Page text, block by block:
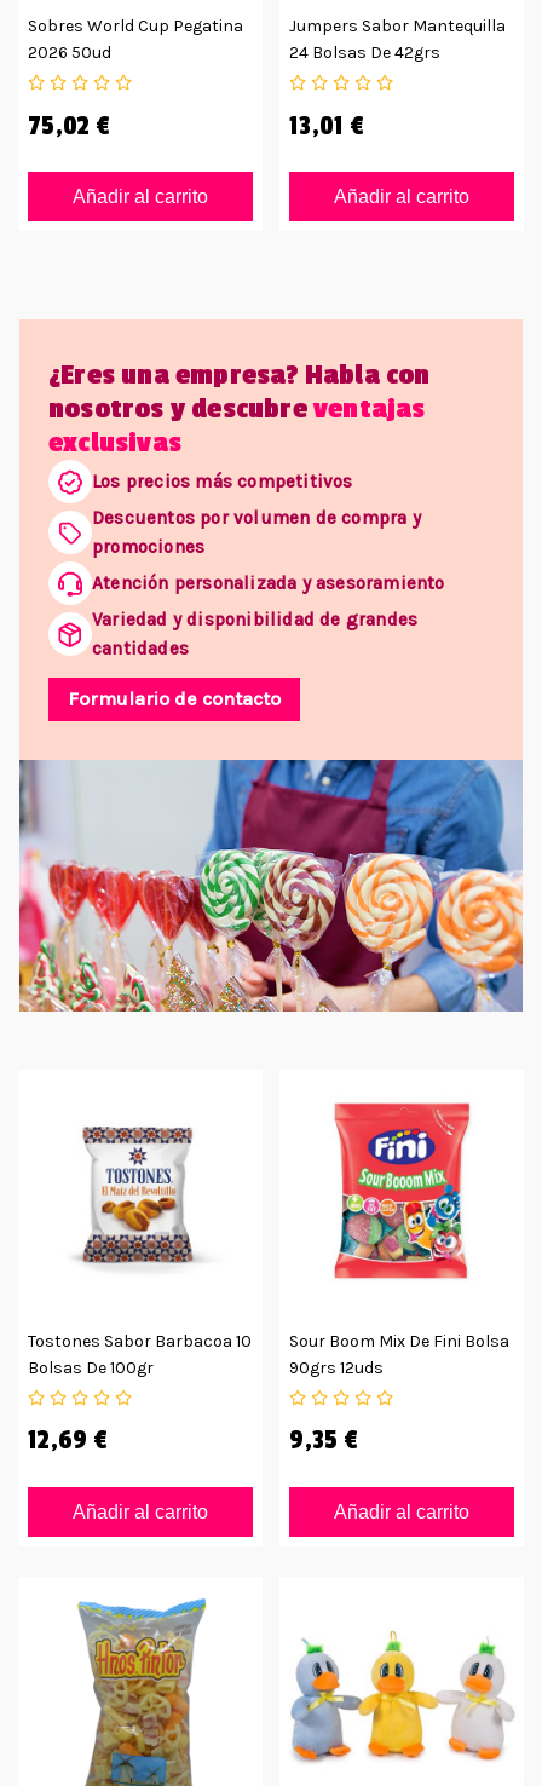
Sobres World Cup Pegatina
2026 50ud
75,02 €
Añadir al carrito
Jumpers Sabor Mantequilla
24 Bolsas De 42grs
13,01 €
Añadir al carrito
¿Eres una empresa? Habla con
nosotros y descubreventajas
exclusivas
Los precios más competitivos
Descuentos por volumen de compra y
promociones
Atención personalizada y asesoramiento
Variedad y disponibilidad de grandes
cantidades
Formulario de contacto
Tostones Sabor Barbacoa 10
Bolsas De 100gr
12,69 €
Añadir al carrito
Sour Boom Mix De Fini Bolsa
90grs 12uds
9,35 €
Añadir al carrito